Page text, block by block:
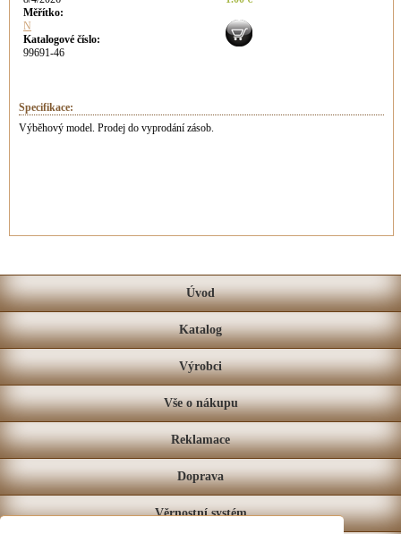
Měřítko:
N
Katalogové číslo:
99691-46
Specifikace:
Výběhový model. Prodej do vyprodání zásob.
Úvod
Katalog
Výrobci
Vše o nákupu
Reklamace
Doprava
Věrnostní systém